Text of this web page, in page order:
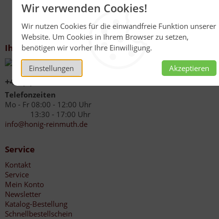
Wir verwenden Cookies!
Wir nutzen Cookies für die einwandfreie Funktion unserer
Website. Um Cookies in Ihrem Browser zu setzen,
benötigen wir vorher Ihre Einwilligung.
Einstellungen Akzeptieren
Ihr Kontakt zu uns
+49 (0)6267 1021
Telefonzeiten
Mo - Fr 08:00 - 12:00 Uhr
13:30 - 17:00 Uhr
info@honig-reinmuth.de
Service
Kontakt
Service
Mein Konto
Newsletter
Katalog-Bestellung
Schnellbestellschein